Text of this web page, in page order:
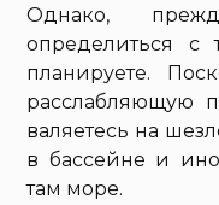
Однако,
определиться с
планируете.
расслабляющую
валяетесь на
в бассейне и
там море.